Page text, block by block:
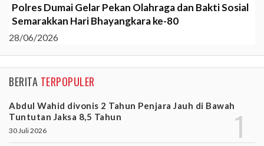
Polres Dumai Gelar Pekan Olahraga dan Bakti Sosial
Semarakkan Hari Bhayangkara ke-80
28/06/2026
BERITA TERPOPULER
Abdul Wahid divonis 2 Tahun Penjara Jauh di Bawah
Tuntutan Jaksa 8,5 Tahun
30 Juli 2026